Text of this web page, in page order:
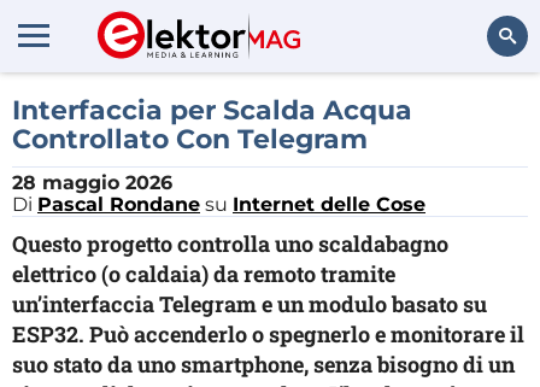
Interfaccia per Scalda Acqua
Controllato Con Telegram
28 maggio 2026
Di Pascal Rondane su Internet delle Cose
Questo progetto controlla uno scaldabagno
elettrico (o caldaia) da remoto tramite
un’interfaccia Telegram e un modulo basato su
ESP32. Può accenderlo o spegnerlo e monitorare il
suo stato da uno smartphone, senza bisogno di un